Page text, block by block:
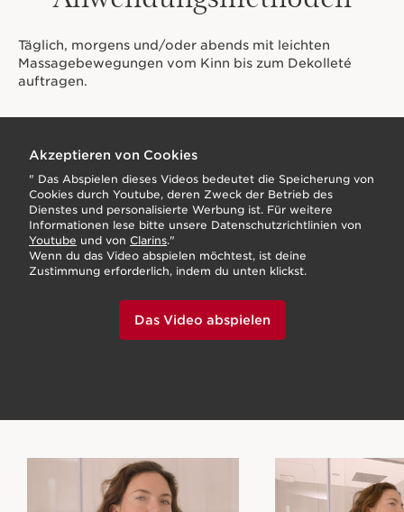
Täglich, morgens und/oder abends mit leichten
Massagebewegungen vom Kinn bis zum Dekolleté
auftragen.
Akzeptieren von Cookies
" Das Abspielen dieses Videos bedeutet die Speicherung von
Cookies durch Youtube, deren Zweck der Betrieb des
Dienstes und personalisierte Werbung ist. Für weitere
Informationen lese bitte unsere Datenschutzrichtlinien von
Youtube und von Clarins."
Wenn du das Video abspielen möchtest, ist deine
Zustimmung erforderlich, indem du unten klickst.
Das Video abspielen